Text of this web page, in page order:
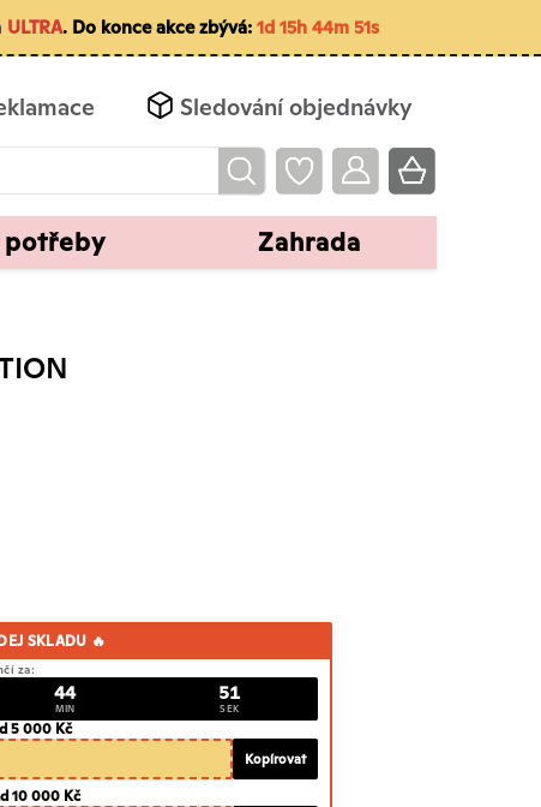
ULTRA. Do konce akce zbývá: 1d 15h 44m 50s
Sledování objednávky
potřeby Zahrada
SKLADU 🔥
za:
44
MIN
50
SEK
5 000 Kč
Kopírovat
10 000 Kč